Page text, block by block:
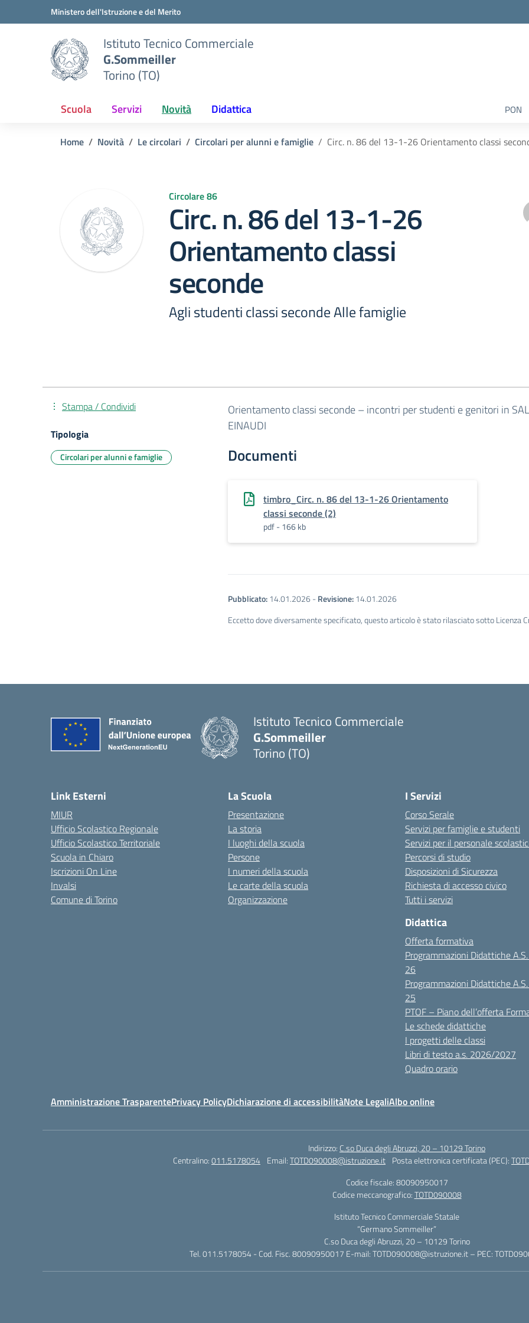
Vai ai contenuti
Vai al menu di navigazioneMinistero dell'Istruzione e del Merito
Istituto Tecnico Commerciale
G.Sommeiller
Torino (TO)
Scuola Servizi Novità Didattica PON
Home Novità Le circolari Circolari per alunni e famiglie Circ. n. 86 del 13-1-26 Orientamento classi
Circolare 86
Circ. n. 86 del 13-1-26
Orientamento classi
seconde
Agli studenti classi seconde Alle famiglie
Orientamento classi seconde – incontri per studenti e genitori in
EINAUDI
Documenti
timbro_Circ. n. 86 del 13-1-26 Orientamento
classi seconde (2)
pdf - 166 kb
Pubblicato:14.01.2026 -Revisione:14.01.2026
Eccetto dove diversamente specificato, questo articolo è stato rilasciato sotto Licenza
Stampa / Condividi
Tipologia
Circolari per alunni e famiglie
Istituto Tecnico Commerciale
G.Sommeiller
Torino (TO)
Link Esterni
MIUR
Ufficio Scolastico Regionale
Ufficio Scolastico Territoriale
Scuola in Chiaro
Iscrizioni On Line
Invalsi
Comune di Torino
La Scuola
Presentazione
La storia
I luoghi della scuola
Persone
I numeri della scuola
Le carte della scuola
Organizzazione
I Servizi
Corso Serale
Servizi per famiglie e studenti
Servizi per il personale
Percorsi di studio
Disposizioni di Sicurezza
Richiesta di accesso civico
Tutti i servizi
Didattica
Offerta formativa
Programmazioni Didattiche
26
Programmazioni Didattiche
25
PTOF – Piano dell’offerta
Le schede didattiche
I progetti delle classi
Libri di testo a.s. 2026/2027
Quadro orario
Amministrazione TrasparentePrivacy PolicyDichiarazione di accessibilitàNote LegaliAlbo online
Indirizzo: C.so Duca degli Abruzzi, 20 – 10129 Torino
Centralino:011.5178054 Email:TOTD090008@istruzione.it Posta elettronica certificata (PEC):
Codice fiscale: 80090950017
Codice meccanografico:TOTD090008
Istituto Tecnico Commerciale Statale
“Germano Sommeiller”
C.so Duca degli Abruzzi, 20 – 10129 Torino
Tel. 011.5178054 - Cod. Fisc. 80090950017 E-mail: TOTD090008@istruzione.it – PEC: